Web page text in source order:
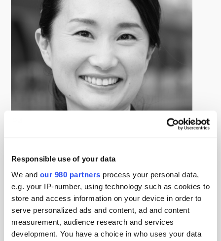
Responsible use of your data
We and our 980 partners process your personal data,
e.g. your IP-number, using technology such as cookies to
store and access information on your device in order to
serve personalized ads and content, ad and content
measurement, audience research and services
development. You have a choice in who uses your data
小倉 千沙
Meros Consulting 代表取締役
小倉千沙氏は、株式会社メロス代表取締役。グローバル
な農産物貿易、政策、投資、市場開発に関する研究と問
題解決に20年の経験を有する。国内外の事業者がグロー
バルな農業食品サプライチェーンに沿って持続可能で革
新的なビジネスを構築できるよう支援するため、2016年